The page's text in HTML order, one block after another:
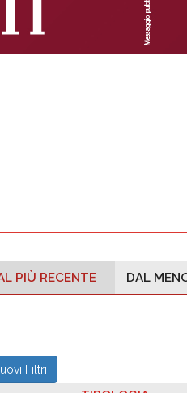
PIÙ RECENTE DAL
Filtri